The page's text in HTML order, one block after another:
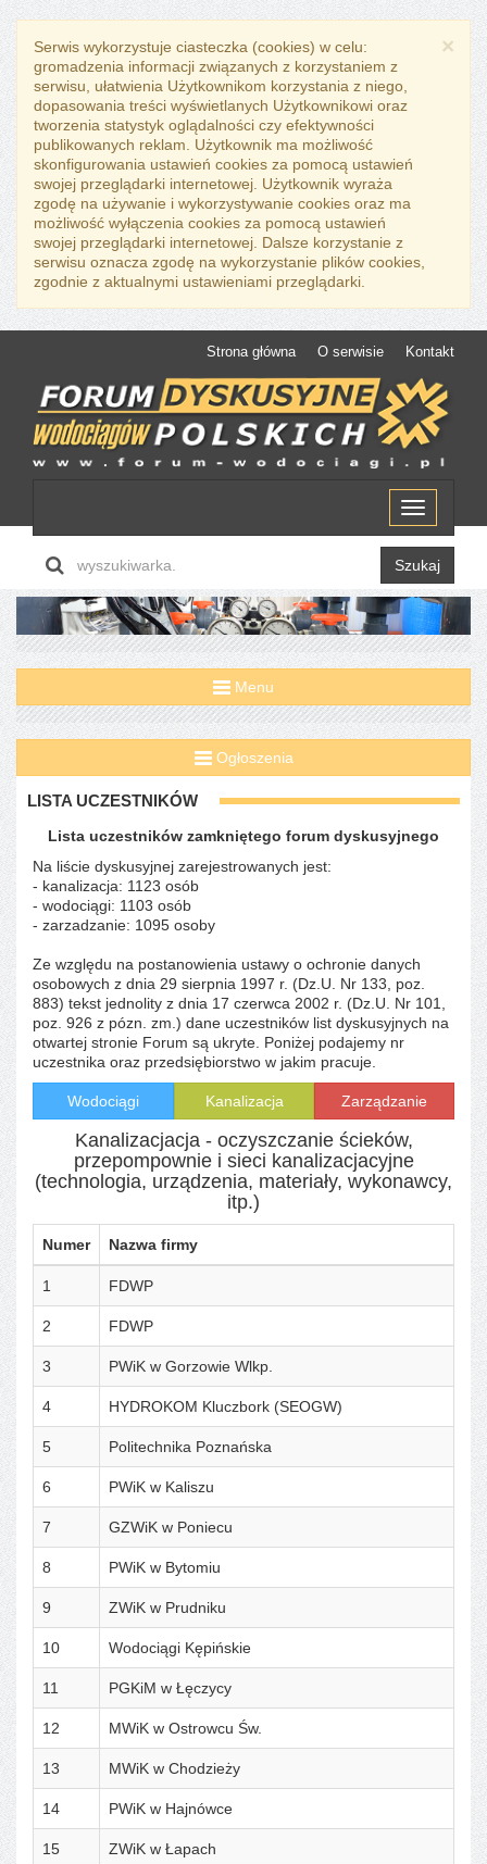
×
Serwis wykorzystuje ciasteczka (cookies) w celu:
gromadzenia informacji związanych z korzystaniem z
serwisu, ułatwienia Użytkownikom korzystania z niego,
dopasowania treści wyświetlanych Użytkownikowi oraz
tworzenia statystyk oglądalności czy efektywności
publikowanych reklam. Użytkownik ma możliwość
skonfigurowania ustawień cookies za pomocą ustawień
swojej przeglądarki internetowej. Użytkownik wyraża
zgodę na używanie i wykorzystywanie cookies oraz ma
możliwość wyłączenia cookies za pomocą ustawień
swojej przeglądarki internetowej. Dalsze korzystanie z
serwisu oznacza zgodę na wykorzystanie plików cookies,
zgodnie z aktualnymi ustawieniami przeglądarki.
Strona główna O serwisie Kontakt
Menu
Szukaj
Menu
Ogłoszenia
LISTA UCZESTNIKÓW
Lista uczestników zamkniętego forum dyskusyjnego
Na liście dyskusyjnej zarejestrowanych jest:
- kanalizacja: 1123 osób
- wodociągi: 1103 osób
- zarzadzanie: 1095 osoby
Ze względu na postanowienia ustawy o ochronie danych
osobowych z dnia 29 sierpnia 1997 r. (Dz.U. Nr 133, poz.
883) tekst jednolity z dnia 17 czerwca 2002 r. (Dz.U. Nr 101,
poz. 926 z pózn. zm.) dane uczestników list dyskusyjnych na
otwartej stronie Forum są ukryte. Poniżej podajemy nr
uczestnika oraz przedsiębiorstwo w jakim pracuje.
Wodociągi Kanalizacja Zarządzanie
Kanalizacjacja - oczyszczanie ścieków,
przepompownie i sieci kanalizacjacyjne
(technologia, urządzenia, materiały, wykonawcy,
itp.)
Numer Nazwa firmy
1 FDWP
2 FDWP
3 PWiK w Gorzowie Wlkp.
4 HYDROKOM Kluczbork (SEOGW)
5 Politechnika Poznańska
6 PWiK w Kaliszu
7 GZWiK w Poniecu
8 PWiK w Bytomiu
9 ZWiK w Prudniku
10 Wodociągi Kępińskie
11 PGKiM w Łęczycy
12 MWiK w Ostrowcu Św.
13 MWiK w Chodzieży
14 PWiK w Hajnówce
15 ZWiK w Łapach